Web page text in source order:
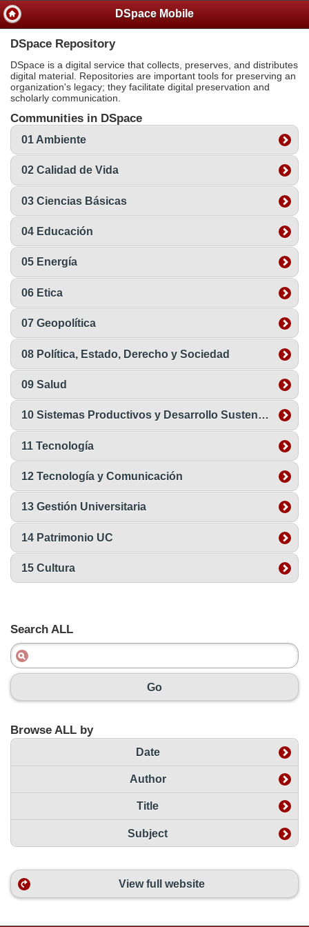
DSpace Mobile
DSpace Repository
DSpace is a digital service that collects, preserves, and distributes
digital material. Repositories are important tools for preserving an
organization's legacy; they facilitate digital preservation and
scholarly communication.
Communities in DSpace
01 Ambiente
02 Calidad de Vida
03 Ciencias Básicas
04 Educación
05 Energía
06 Etica
07 Geopolítica
08 Política, Estado, Derecho y Sociedad
09 Salud
10 Sistemas Productivos y Desarrollo Sustentable
11 Tecnología
12 Tecnología y Comunicación
13 Gestión Universitaria
14 Patrimonio UC
15 Cultura
Search ALL
Go
Browse ALL by
Date
Author
Title
Subject
View full website